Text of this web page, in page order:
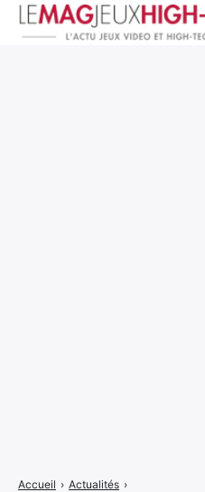
Accueil › Actualités ›